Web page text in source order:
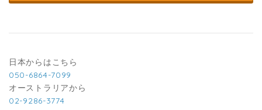
日本からはこちら
050-6864-7099
オーストラリアから
02-9286-3774